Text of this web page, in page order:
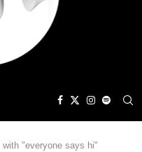
with "everyone says hi"